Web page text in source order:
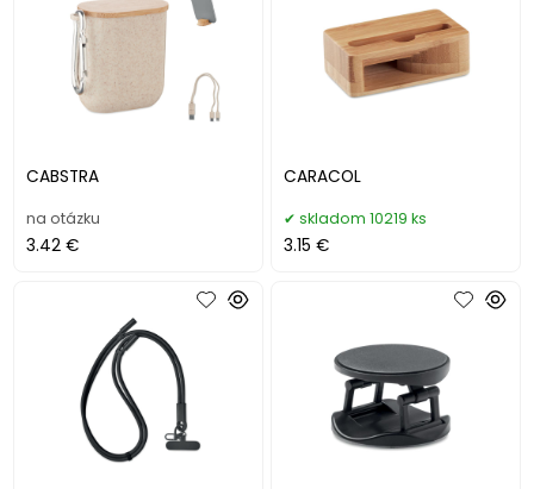
CABSTRA
na otázku
3.42 €
CARACOL
skladom 10219 ks
3.15 €